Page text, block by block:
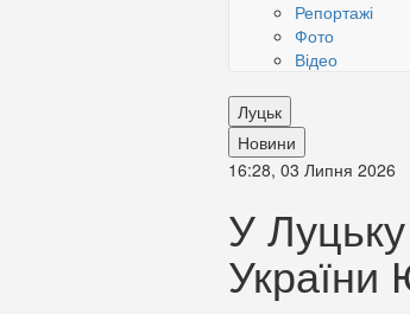
Репортажі
Фото
Відео
Луцьк
Новини
16:28, 03 Липня 2026
У
України